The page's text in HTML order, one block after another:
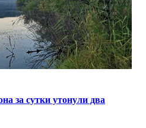
за сутки утонули два